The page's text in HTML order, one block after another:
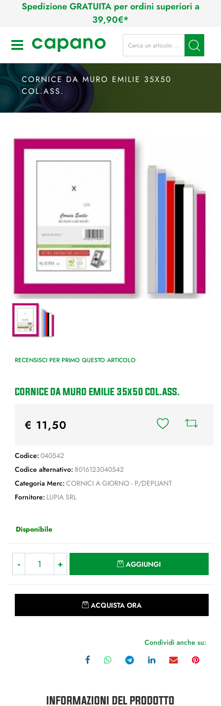
Spedizione GRATUITA per ordini superiori a
39,90€*
Open La modifica di un filtro
CORNICE DA MURO EMILIE 35X50
COL.ASS.
RECENSISCI PER PRIMO QUESTO ARTICOLO
CORNICE DA MURO EMILIE 35x50 COL.ASS.
€ 11,50
Codice: 040542
Codice alternativo: 8016123040542
Categoria Merc: CORNICI A GIORNO - P/DEPLIANT
Fornitore: LUPIA SRL
Disponibile
AGGIUNGI
ACQUISTA ORA
Condividi anche su:
INFORMAZIONI DEL PRODOTTO